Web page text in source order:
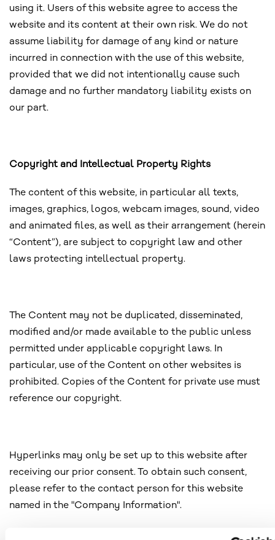
using it. Users of this website agree to access the
website and its content at their own risk. We do not
assume liability for damage of any kind or nature
incurred in connection with the use of this website,
provided that we did not intentionally cause such
damage and no further mandatory liability exists on
our part.
Copyright and Intellectual Property Rights
The content of this website, in particular all texts,
images, graphics, logos, webcam images, sound, video
and animated files, as well as their arrangement (herein
“Content”), are subject to copyright law and other
laws protecting intellectual property.
The Content may not be duplicated, disseminated,
modified and/or made available to the public unless
permitted under applicable copyright laws. In
particular, use of the Content on other websites is
prohibited. Copies of the Content for private use must
reference our copyright.
Hyperlinks may only be set up to this website after
receiving our prior consent. To obtain such consent,
please refer to the contact person for this website
named in the "Company Information".